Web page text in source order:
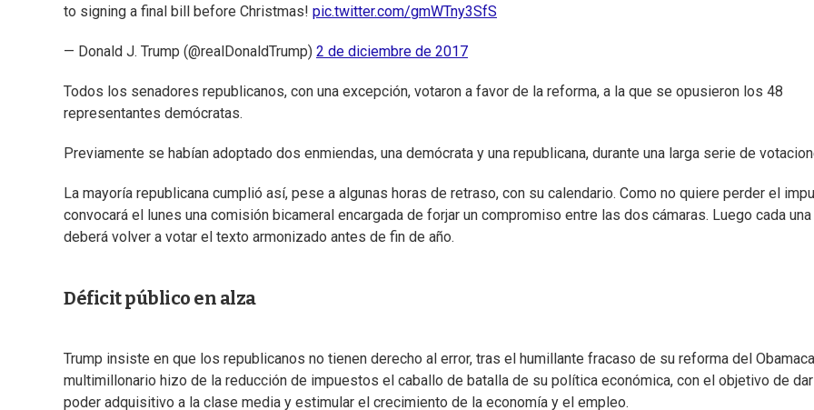
to signing a final bill before Christmas! pic.twitter.com/gmWTny3SfS
— Donald J. Trump (@realDonaldTrump) 2 de diciembre de 2017
Todos los senadores republicanos, con una excepción, votaron a favor de la reforma, a la que se opusieron los 48
representantes demócratas.
Previamente se habían adoptado dos enmiendas, una demócrata y una republicana, durante una larga serie de
La mayoría republicana cumplió así, pese a algunas horas de retraso, con su calendario. Como no quiere perder el
convocará el lunes una comisión bicameral encargada de forjar un compromiso entre las dos cámaras. Luego cada una
deberá volver a votar el texto armonizado antes de fin de año.
Déficit público en alza
Trump insiste en que los republicanos no tienen derecho al error, tras el humillante fracaso de su reforma del
multimillonario hizo de la reducción de impuestos el caballo de batalla de su política económica, con el objetivo de
poder adquisitivo a la clase media y estimular el crecimiento de la economía y el empleo.